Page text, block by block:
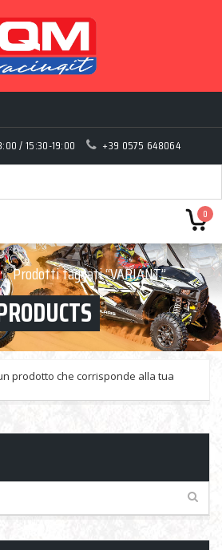
/ 15:30-19:00 +39 0575 648064
0
› Prodotti taggati “VARIANT”
prodotto che corrisponde alla tua